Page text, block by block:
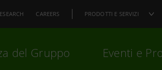
CAREERS PRODOTTI E SERVIZI
del Gruppo Eventi e